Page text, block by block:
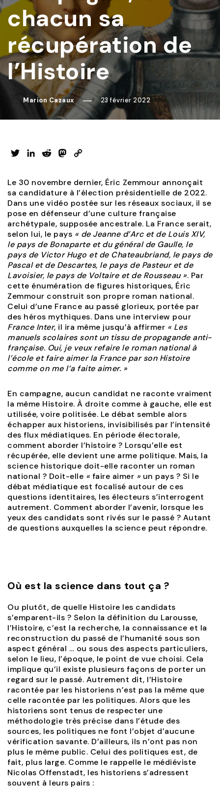
chacun sa
récupération de
l’Histoire
Marion Cazaux 23 février 2022
TwitterLinkedInRedditMastodon
Le 30 novembre dernier, Éric Zemmour annonçait
sa candidature à l’élection présidentielle de 2022.
Dans une vidéo postée sur les réseaux sociaux, il se
pose en défenseur d’une culture française
archétypale, supposée ancestrale. La France serait,
selon lui, le pays « de Jeanne d’Arc et de Louis XIV,
le pays de Bonaparte et du général de Gaulle, le
pays de Victor Hugo et de Chateaubriand, le pays de
Pascal et de Descartes, le pays de Pasteur et de
Lavoisier, le pays de Voltaire et de Rousseau ». Par
cette énumération de figures historiques, Éric
Zemmour construit son propre roman national.
Celui d’une France au passé glorieux, portée par
des héros mythiques. Dans une interview pour
France Inter, il ira même jusqu’à affirmer « Les
manuels scolaires sont un tissu de propagande anti-
française. Oui, je veux refaire le roman national à
l’école et faire aimer la France par son Histoire
comme on me l’a faite aimer. »
En campagne, aucun candidat ne raconte vraiment
la même Histoire. À droite comme à gauche, elle est
utilisée, voire politisée. Le débat semble alors
échapper aux historiens, invisibilisés par l’intensité
des flux médiatiques. En période électorale,
comment aborder l’histoire ? Lorsqu’elle est
récupérée, elle devient une arme politique. Mais, la
science historique doit-elle raconter un roman
national ? Doit-elle «faire aimer » un pays ? Si le
débat médiatique est focalisé autour de ces
questions identitaires, les électeurs s’interrogent
autrement. Comment aborder l’avenir, lorsque les
yeux des candidats sont rivés sur le passé ? Autant
de questions auxquelles la science peut répondre.
Où est la science dans tout ça ?
Ou plutôt, de quelle Histoire les candidats
s’emparent-ils ? Selon la définition du Larousse,
l’Histoire, c’est la recherche, la connaissance et la
reconstruction du passé de l’humanité sous son
aspect général … ou sous des aspects particuliers,
selon le lieu, l’époque, le point de vue choisi. Cela
implique qu’il existe plusieurs façons de porter un
regard sur le passé. Autrement dit, l’Histoire
racontée par les historiens n’est pas la même que
celle racontée par les politiques. Alors que les
historiens sont tenus de respecter une
méthodologie très précise dans l’étude des
sources, les politiques ne font l’objet d’aucune
vérification savante. D’ailleurs, ils n’ont pas non
plus le même public. Celui des politiques est, de
fait, plus large. Comme le rappelle le médiéviste
Nicolas Offenstadt, les historiens s’adressent
souvent à leurs pairs :